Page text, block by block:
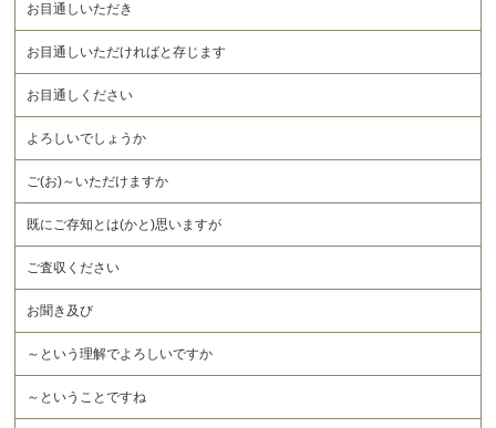
お目通しいただき
お目通しいただければと存じます
お目通しください
よろしいでしょうか
ご(お)～いただけますか
既にご存知とは(かと)思いますが
ご査収ください
お聞き及び
～という理解でよろしいですか
～ということですね